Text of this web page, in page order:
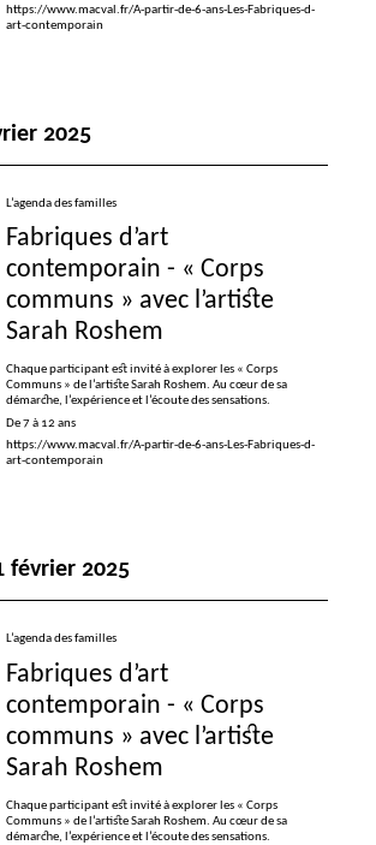
https://www.macval.fr/A-partir-de-6-ans-Les-Fabriques-d-
art-contemporain
2025
L’agenda des familles
Fabriques d’art
contemporain - « Corps
communs » avec l’artiste
Sarah Roshem
Chaque participant est invité à explorer les « Corps
Communs » de l’artiste Sarah Roshem. Au cœur de sa
démarche, l’expérience et l’écoute des sensations.
De 7 à 12 ans
https://www.macval.fr/A-partir-de-6-ans-Les-Fabriques-d-
art-contemporain
février 2025
L’agenda des familles
Fabriques d’art
contemporain - « Corps
communs » avec l’artiste
Sarah Roshem
Chaque participant est invité à explorer les « Corps
Communs » de l’artiste Sarah Roshem. Au cœur de sa
démarche, l’expérience et l’écoute des sensations.